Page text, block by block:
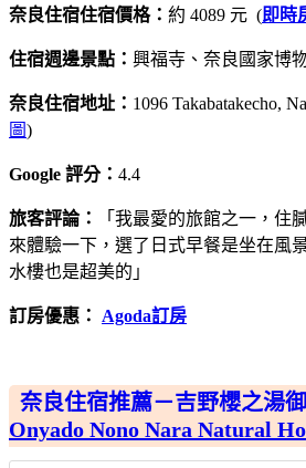
奈良住宿住宿價格： 約 4089 元 (即時
住宿週邊景點： 興福寺、奈良國家博
奈良住宿地址： 1096 Takabatakecho,
圖)
Google 評分： 4.4
旅客評論：
「我最愛的旅館之一，住
來體驗一下，選了日式早餐是坐在風
水樓也是超美的」
訂房優惠： Agoda訂房
奈良住宿推薦－吉野櫻之湯
Onyado Nono Nara Natural